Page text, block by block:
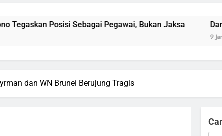
Posisi Sebagai Pegawai, Bukan Jaksa Dampak
dan WN Brunei Berujung Tragis